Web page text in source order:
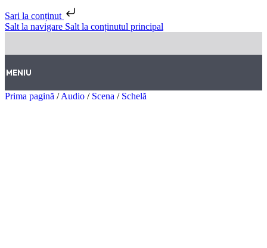
Sari la conținut
Salt la navigare Salt la conținutul principal
MENIU
Prima pagină / Audio / Scena / Schelă